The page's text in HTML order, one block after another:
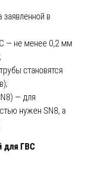
в
— не менее 0,2 мм
становятся
— для
нужен SN8, а
для ГВС